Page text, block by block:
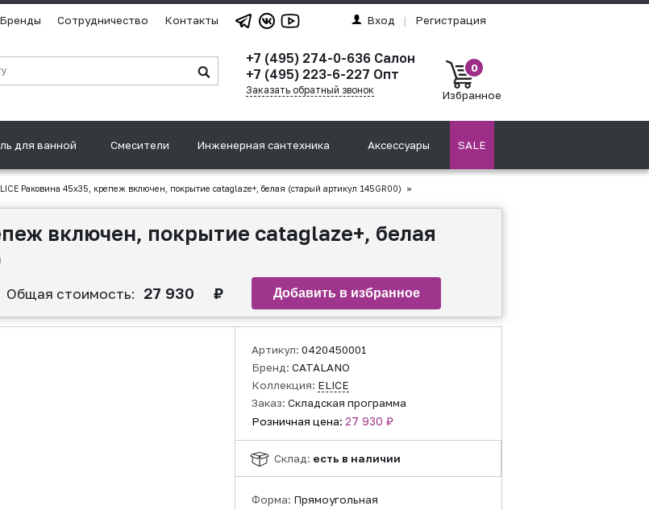
Бренды Сотрудничество Контакты Вход | Регистрация
+7 (495) 274-0-636 Салон
+7 (495) 223-6-227 Опт
Заказать обратный звонок
0
Избранное
для ванной Смесители Инженерная сантехника Аксессуары SALE
Раковина 45х35, крепеж включен, покрытие cataglaze+, белая (старый артикул 145GR00) »
включен, покрытие cataglaze+, белая
Общая стоимость: 27 930 ₽
Артикул: 0420450001
Бренд: CATALANO
Коллекция: ELICE
Заказ: Складская программа
Розничная цена: 27 930 ₽
Склад: есть в наличии
Форма: Прямоугольная